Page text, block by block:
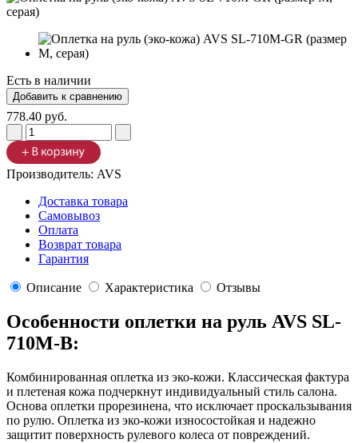
Есть в наличии
778.40 руб.
Производитель: AVS
Доставка товара
Самовывоз
Оплата
Возврат товара
Гарантия
Описание Характеристика Отзывы
Особенности оплетки на руль AVS SL-
710M-B:
Комбинированная оплетка из эко-кожи. Классическая фактура
и плетеная кожа подчеркнут индивидуальный стиль салона.
Основа оплетки прорезинена, что исключает проскальзывания
по рулю. Оплетка из эко-кожи износостойкая и надежно
защитит поверхность рулевого колеса от повреждений.